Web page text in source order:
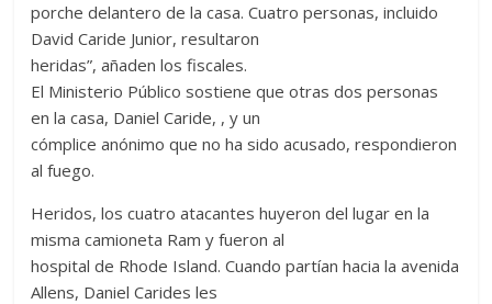
porche delantero de la casa. Cuatro personas, incluido
David Caride Junior, resultaron
heridas”, añaden los fiscales.
El Ministerio Público sostiene que otras dos personas
en la casa, Daniel Caride, , y un
cómplice anónimo que no ha sido acusado, respondieron
al fuego.
Heridos, los cuatro atacantes huyeron del lugar en la
misma camioneta Ram y fueron al
hospital de Rhode Island. Cuando partían hacia la avenida
Allens, Daniel Carides les